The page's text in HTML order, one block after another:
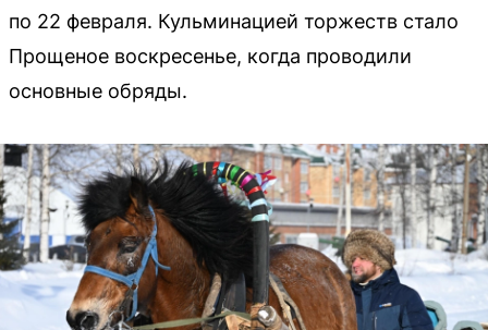
по 22 февраля. Кульминацией торжеств стало
Прощеное воскресенье, когда проводили
основные обряды.